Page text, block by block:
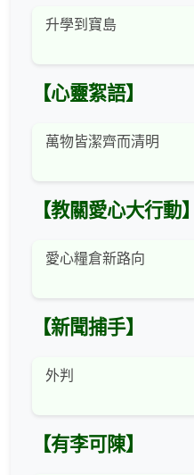
升學到寶島
【心靈絮語】
萬物皆潔齊而清明
【教關愛心大行動】
愛心糧倉新路向
【新聞捕手】
外判
【有李可陳】